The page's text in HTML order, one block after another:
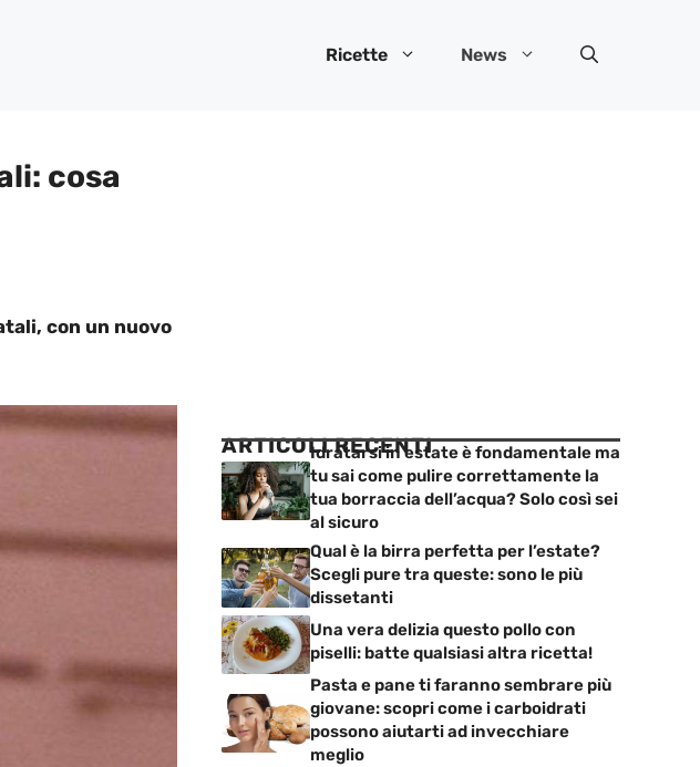
Ricette News
cosa
con un nuovo
ARTICOLI RECENTI
Idratarsi in estate è fondamentale ma
tu sai come pulire correttamente la
tua borraccia dell’acqua? Solo così sei
al sicuro
Qual è la birra perfetta per l’estate?
Scegli pure tra queste: sono le più
dissetanti
Una vera delizia questo pollo con
piselli: batte qualsiasi altra ricetta!
Pasta e pane ti faranno sembrare più
giovane: scopri come i carboidrati
possono aiutarti ad invecchiare
meglio